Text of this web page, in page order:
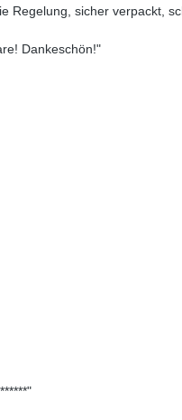
Regelung, sicher verpackt,
Dankeschön!"